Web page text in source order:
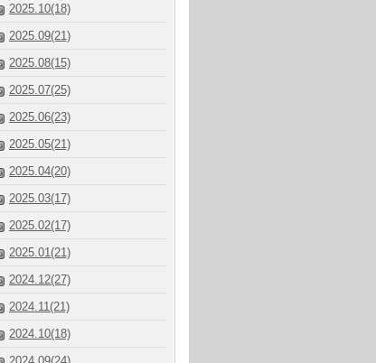
2025.10(18)
2025.09(21)
2025.08(15)
2025.07(25)
2025.06(23)
2025.05(21)
2025.04(20)
2025.03(17)
2025.02(17)
2025.01(21)
2024.12(27)
2024.11(21)
2024.10(18)